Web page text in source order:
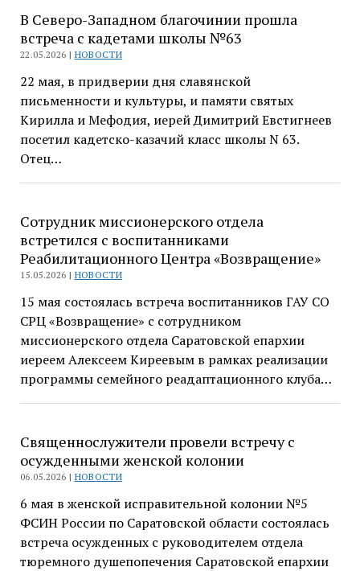
В Северо-Западном благочинии прошла
встреча с кадетами школы №63
22.05.2026 | НОВОСТИ
22 мая, в придверии дня славянской
письменности и культуры, и памяти святых
Кирилла и Мефодия, иерей Димитрий Евстигнеев
посетил кадетско-казачий класс школы N 63.
Отец…
Сотрудник миссионерского отдела
встретился с воспитанниками
Реабилитационного Центра «Возвращение»
15.05.2026 | НОВОСТИ
15 мая состоялась встреча воспитанников ГАУ СО
СРЦ «Возвращение» с сотрудником
миссионерского отдела Саратовской епархии
иереем Алексеем Киреевым в рамках реализации
программы семейного реадаптационного клуба…
Священнослужители провели встречу с
осужденными женской колонии
06.05.2026 | НОВОСТИ
6 мая в женской исправительной колонии №5
ФСИН России по Саратовской области состоялась
встреча осужденных с руководителем отдела
тюремного душепопечения Саратовской епархии